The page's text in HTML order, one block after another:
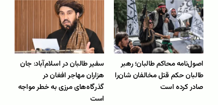
اصول‌نامه محاکم طالبان؛ رهبر
طالبان حکم قتل مخالفان شان‌را
صادر کرده است
سفیر طالبان در اسلام‌آباد: جان
هزاران مهاجر افغان در
گذرگاه‌های مرزی به خطر مواجه
است